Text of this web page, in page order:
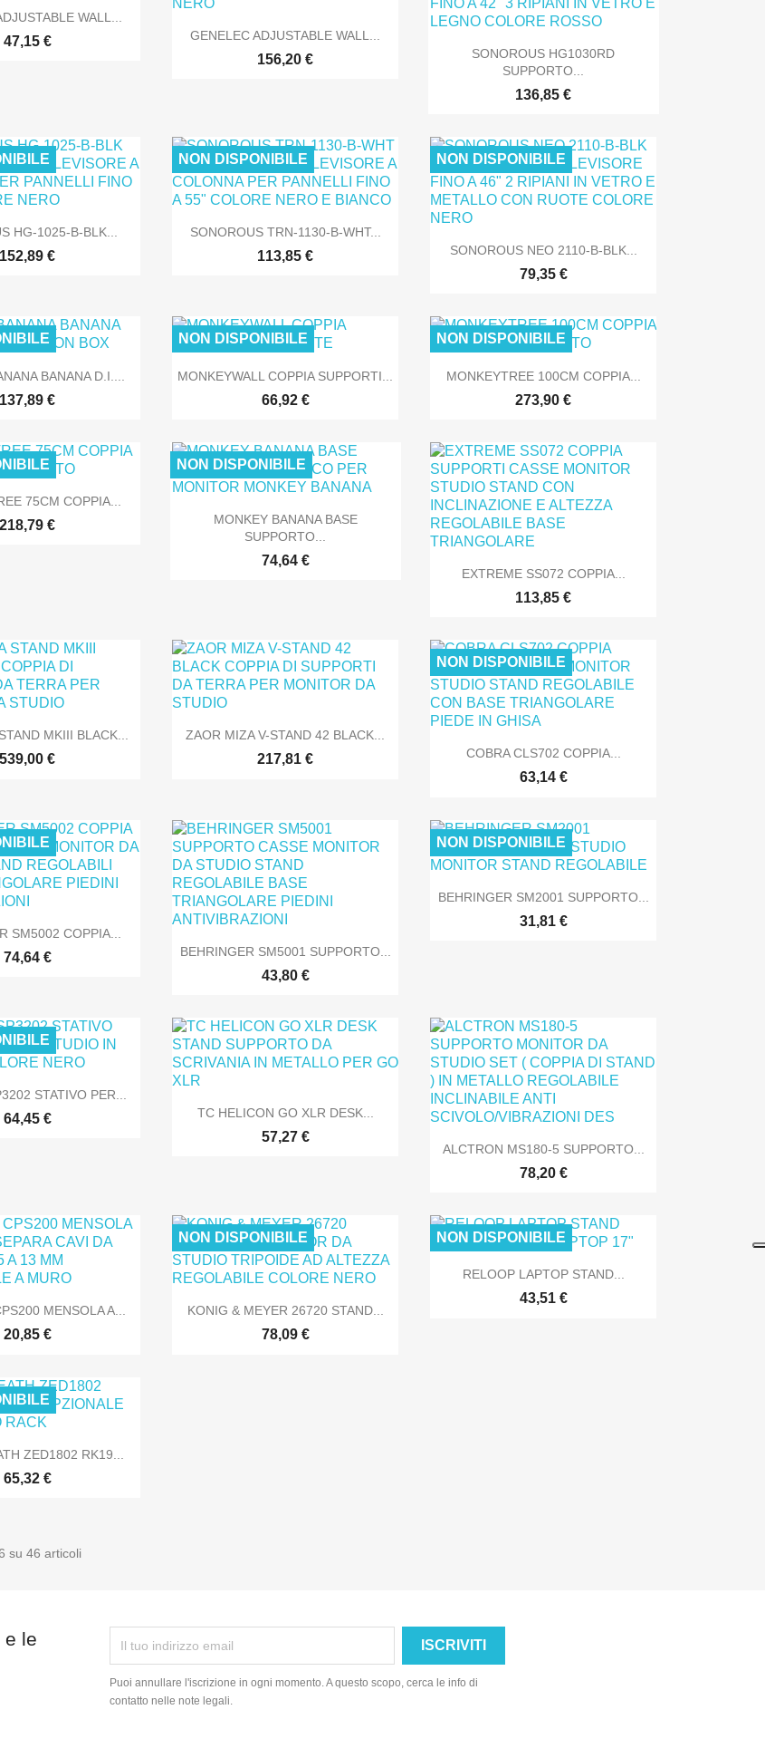
SOLO ONLINE SOLO ONLINE
AnteprimaWALL...
47,15 €
SOLO ONLINE
 Anteprima
GENELEC ADJUSTABLE WALL...
156,20 €
SOLO ONLINE
 Anteprima
SONOROUS HG1030RD
SUPPORTO...
136,85 €
SOLO ONLINE
Anteprima
HG-1025-B-BLK...
152,89 €
SOLO ONLINE
 Anteprima
SONOROUS TRN-1130-B-WHT...
113,85 €
SOLO ONLINE
NON DISPONIBILE
 Anteprima
SONOROUS NEO 2110-B-BLK...
79,35 €
SOLO ONLINE
NON DISPONIBILE
AnteprimaBANANA D.I....
137,89 €
SOLO ONLINE
 Anteprima
MONKEYWALL COPPIA SUPPORTI...
66,92 €
SOLO ONLINE
NON DISPONIBILE
 Anteprima
MONKEYTREE 100CM COPPIA...
273,90 €
NON DISPONIBILE
Anteprima
75CM COPPIA...
218,79 €
SOLO ONLINE
 Anteprima
MONKEY BANANA BASE
SUPPORTO...
74,64 €
SOLO ONLINE
NON DISPONIBILE
 Anteprima
EXTREME SS072 COPPIA...
113,85 €
SOLO ONLINE
AnteprimaMKIII BLACK...
539,00 €
SOLO ONLINE
 Anteprima
ZAOR MIZA V-STAND 42 BLACK...
217,81 €
SOLO ONLINE
 Anteprima
COBRA CLS702 COPPIA...
63,14 €
SOLO ONLINE
NON DISPONIBILE
Anteprima
SM5002 COPPIA...
74,64 €
SOLO ONLINE
 Anteprima
BEHRINGER SM5001 SUPPORTO...
43,80 €
SOLO ONLINE
 Anteprima
BEHRINGER SM2001 SUPPORTO...
31,81 €
SOLO ONLINE
NON DISPONIBILE
Anteprima
STATIVO PER...
64,45 €
SOLO ONLINE
 Anteprima
TC HELICON GO XLR DESK...
57,27 €
SOLO ONLINE
 Anteprima
ALCTRON MS180-5 SUPPORTO...
78,20 €
SOLO ONLINE
AnteprimaMENSOLA A...
20,85 €
 Anteprima
KONIG & MEYER 26720 STAND...
78,09 €
NON DISPONIBILE
 Anteprima
RELOOP LAPTOP STAND...
43,51 €
NON DISPONIBILE
Anteprima
ZED1802 RK19...
65,32 €
su 46 articoli
e le
Puoi annullare l'iscrizione in ogni momento. A questo scopo, cerca le info di
contatto nelle note legali.